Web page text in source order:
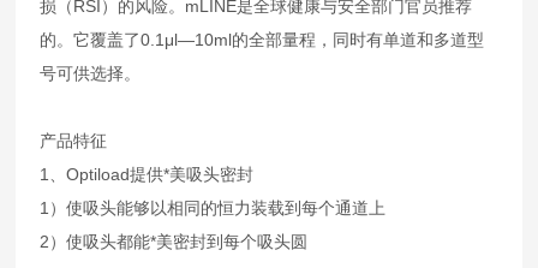
损（RSI）的风险。mLINE是全球健康与安全部门官员推荐
的。它覆盖了0.1μl—10ml的全部量程，同时有单道和多道型
号可供选择。
产品特征
1、Optiload提供*美吸头密封
1）使吸头能够以相同的恒力装载到每个通道上
2）使吸头都能*美密封到每个吸头圆